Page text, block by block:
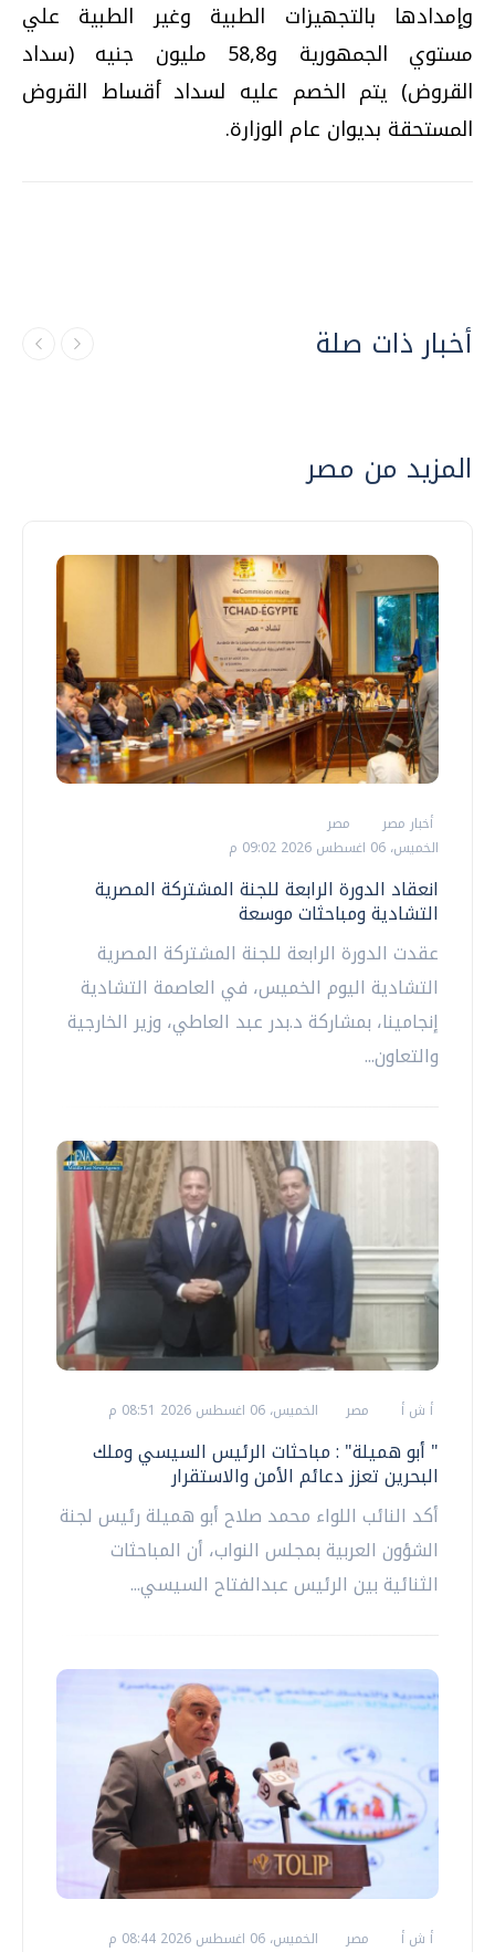
وإمدادها بالتجهيزات الطبية وغير الطبية علي
مستوي الجمهورية و58,8 مليون جنيه (سداد
القروض) يتم الخصم عليه لسداد أقساط القروض
المستحقة بديوان عام الوزارة.
أخبار ذات صلة
المزيد من مصر
أخبار مصر
مصر
الخميس، 06 اغسطس 2026 09:02 م
انعقاد الدورة الرابعة للجنة المشتركة المصرية
التشادية ومباحثات موسعة
عقدت الدورة الرابعة للجنة المشتركة المصرية
التشادية اليوم الخميس، في العاصمة التشادية
إنجامينا، بمشاركة د.بدر عبد العاطي، وزير الخارجية
والتعاون...
أ ش أ مصر الخميس، 06 اغسطس 2026 08:51 م
" أبو هميلة" : مباحثات الرئيس السيسي وملك
البحرين تعزز دعائم الأمن والاستقرار
أكد النائب اللواء محمد صلاح أبو هميلة رئيس لجنة
الشؤون العربية بمجلس النواب، أن المباحثات
الثنائية بين الرئيس عبدالفتاح السيسي...
أ ش أ مصر الخميس، 06 اغسطس 2026 08:44 م